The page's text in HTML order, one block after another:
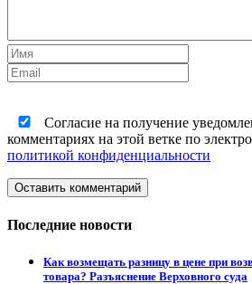
Согласие на получение
комментариях на этой ветке по
политикой конфиденциальности
Оставить комментарий
Последние новости
Как возмещать разницу в цене при
товара? Разъяснение Верховного суда